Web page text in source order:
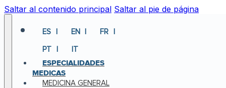
Saltar al contenido principal Saltar al pie de página
ES EN
FR
PT
IT
ESPECIALIDADES
MEDICAS
MEDICINA GENERAL